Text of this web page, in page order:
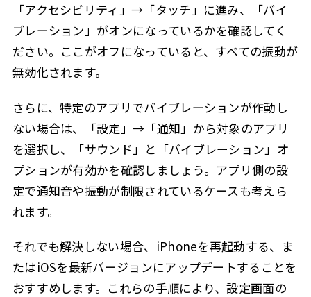
「アクセシビリティ」→「タッチ」に進み、「バイ
ブレーション」がオンになっているかを確認してく
ださい。ここがオフになっていると、すべての振動が
無効化されます。
さらに、特定のアプリでバイブレーションが作動し
ない場合は、「設定」→「通知」から対象のアプリ
を選択し、「サウンド」と「バイブレーション」オ
プションが有効かを確認しましょう。アプリ側の設
定で通知音や振動が制限されているケースも考えら
れます。
それでも解決しない場合、iPhoneを再起動する、ま
たはiOSを最新バージョンにアップデートすることを
おすすめします。これらの手順により、設定画面の